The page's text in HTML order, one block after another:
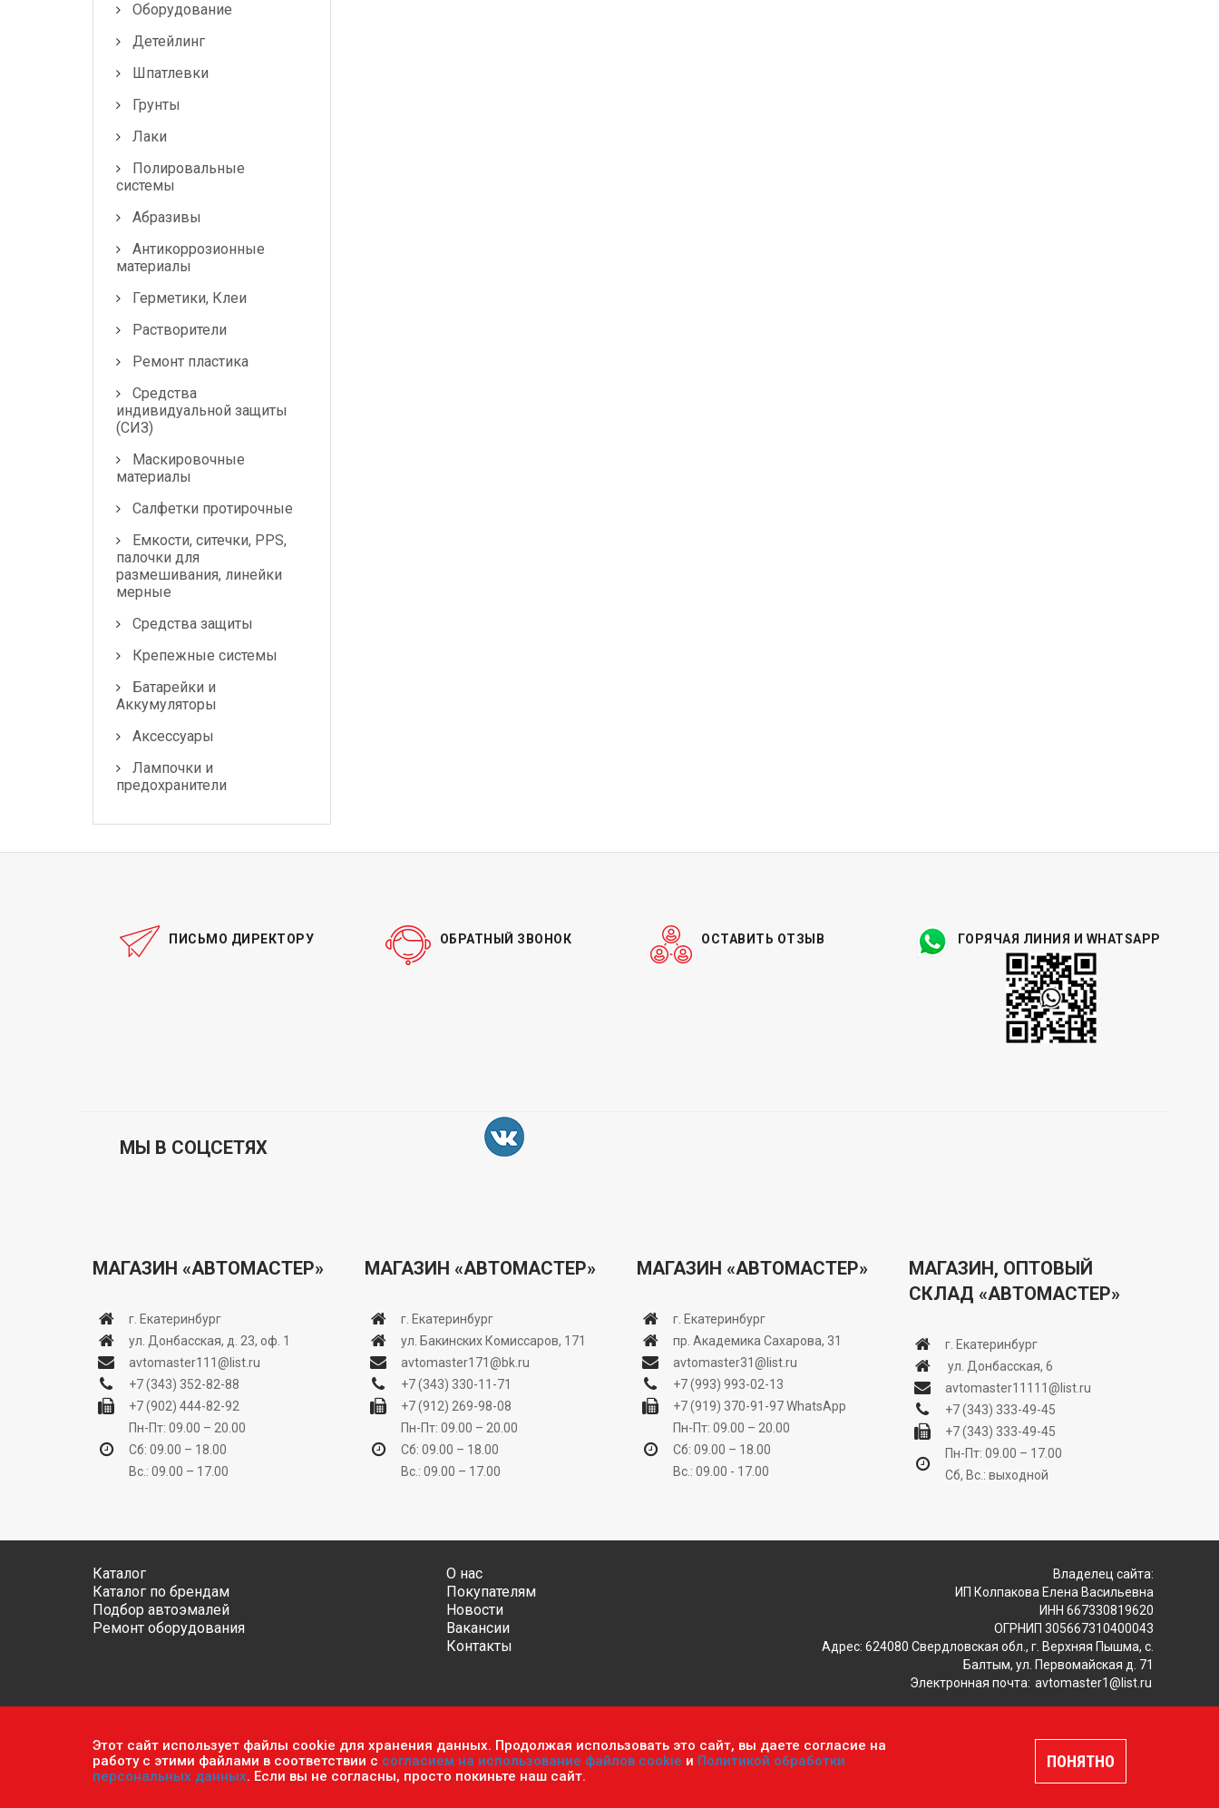
Оборудование
Детейлинг
Шпатлевки
Грунты
Лаки
Полировальные
системы
Абразивы
Антикоррозионные
материалы
Герметики, Клеи
Растворители
Ремонт пластика
Средства
индивидуальной защиты
(СИЗ)
Маскировочные
материалы
Салфетки протирочные
Емкости, ситечки, PPS,
палочки для
размешивания, линейки
мерные
Средства защиты
Крепежные системы
Батарейки и
Аккумуляторы
Аксессуары
Лампочки и
предохранители
ПИСЬМО ДИРЕКТОРУ ОБРАТНЫЙ ЗВОНОК ОСТАВИТЬ ОТЗЫВ ГОРЯЧАЯ ЛИНИЯ И WHATSAPP
МЫ В СОЦСЕТЯХ
МАГАЗИН «АВТОМАСТЕР»
г. Екатеринбург
ул. Донбасская, д. 23, оф. 1
avtomaster111@list.ru
+7 (343) 352-82-88
+7 (902) 444-82-92
Пн-Пт: 09.00 – 20.00
Сб: 09.00 – 18.00
Вс.: 09.00 – 17.00
МАГАЗИН «АВТОМАСТЕР»
г. Екатеринбург
ул. Бакинских Комиссаров, 171
avtomaster171@bk.ru
+7 (343) 330-11-71
+7 (912) 269-98-08
Пн-Пт: 09.00 – 20.00
Сб: 09.00 – 18.00
Вс.: 09.00 – 17.00
МАГАЗИН «АВТОМАСТЕР»
г. Екатеринбург
пр. Академика Сахарова, 31
avtomaster31@list.ru
+7 (993) 993-02-13
+7 (919) 370-91-97WhatsApp
Пн-Пт: 09.00 – 20.00
Сб: 09.00 – 18.00
Вс.: 09.00 - 17.00
МАГАЗИН, ОПТОВЫЙ
СКЛАД «АВТОМАСТЕР»
г. Екатеринбург
ул. Донбасская, 6
avtomaster11111@list.ru
+7 (343) 333-49-45
+7 (343) 333-49-45
Пн-Пт: 09.00 – 17.00
Сб, Вс.: выходной
Каталог
Каталог по брендам
Подбор автоэмалей
Ремонт оборудования
О нас
Покупателям
Новости
Вакансии
Контакты
Владелец сайта:
ИП Колпакова Елена Васильевна
ИНН 667330819620
ОГРНИП 305667310400043
Адрес: 624080 Свердловская обл., г. Верхняя Пышма, с.
Балтым, ул. Первомайская д. 71
Электронная почта: avtomaster1@list.ru
Обратите внимание, что данный сайт носит исключительно информационный характер и ни при каких условиях не является публичной офертой, определяемой положениями
ч.2 ст. 437 Гражданского кодекса РФ.Политика конфиденциальности персональных данных Пользовательское соглашение
Этот сайт использует файлы cookie для хранения данных. Продолжая использовать это сайт, вы даете согласие на
работу с этими файлами в соответствии с согласием на использование файлов cookie и Политикой обработки
персональных данных. Если вы не согласны, просто покиньте наш сайт.
ПОНЯТНО